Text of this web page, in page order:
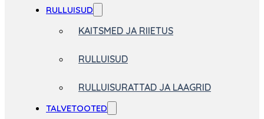
RULLUISUD
KAITSMED JA RIIETUS
RULLUISUD
RULLUISURATTAD JA LAAGRID
TALVETOOTED